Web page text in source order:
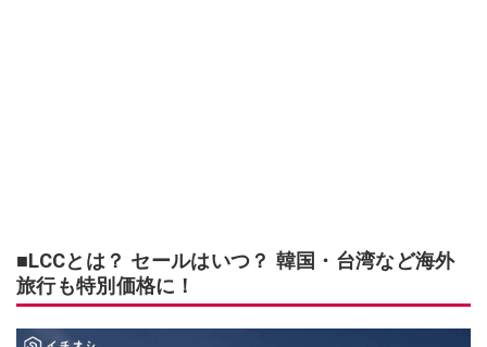
■LCCとは？ セールはいつ？ 韓国・台湾など海外
旅行も特別価格に！